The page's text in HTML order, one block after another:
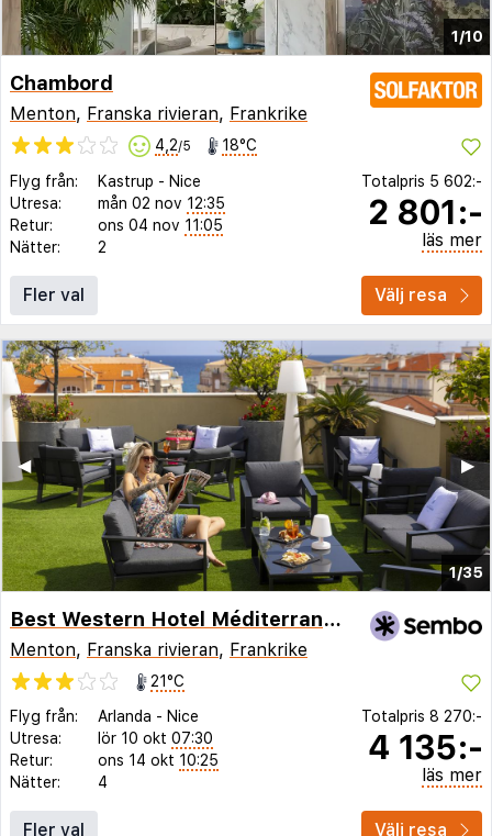
1/10
Chambord
Menton, Franska rivieran, Frankrike
4,2/5 18°C
Flyg från: Kastrup - Nice
Utresa:
mån 02 nov 12:35
Retur:
ons 04 nov 11:05
Nätter:
2
Totalpris 5 602:-
2 801:-
läs mer
Fler val Välj resa
1/35
▶︎
◀︎
Best Western Hotel Méditerranée Menton
Menton, Franska rivieran, Frankrike
21°C
Flyg från:
Arlanda - Nice
Utresa:
lör 10 okt 07:30
Retur:
ons 14 okt 10:25
Nätter:
4
Totalpris 8 270:-
4 135:-
läs mer
Fler val Välj resa